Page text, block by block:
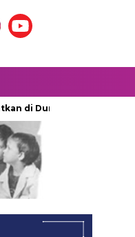
Digital